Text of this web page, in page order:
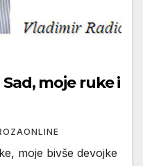
moje ruke i
moje bivše devojke